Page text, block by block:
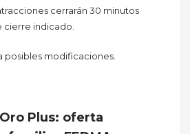
cerrarán 30 minutos
cierre indicado.
posibles modificaciones.
Plus: oferta